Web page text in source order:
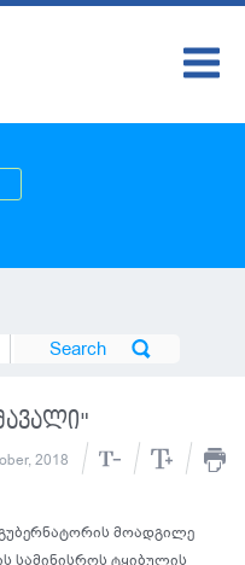
2018
მოადგილე
სამინისროს ტყიბულის